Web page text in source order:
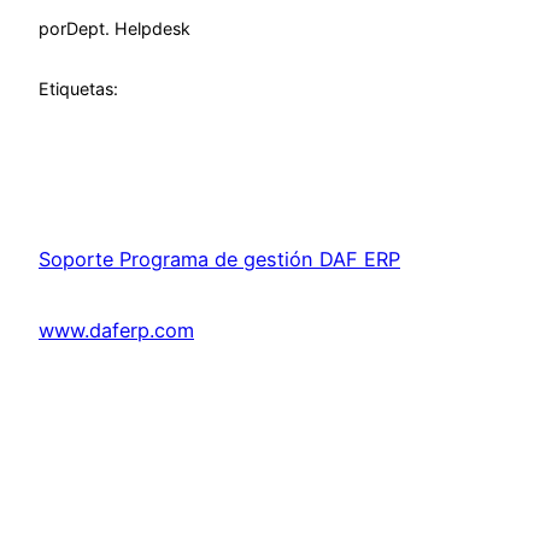
porDept. Helpdesk
Etiquetas:
Soporte Programa de gestión DAF ERP
www.daferp.com